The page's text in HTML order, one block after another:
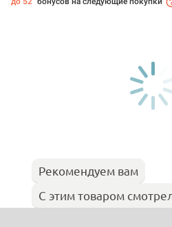
Рекомендуем вам
С этим товаром